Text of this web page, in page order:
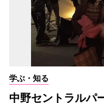
学ぶ・知る
中野セントラルパ